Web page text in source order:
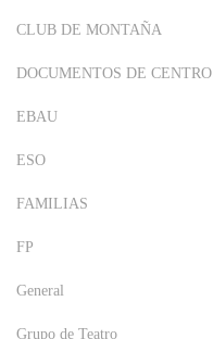
CLUB DE MONTAÑA
DOCUMENTOS DE CENTRO
EBAU
ESO
FAMILIAS
FP
General
Grupo de Teatro